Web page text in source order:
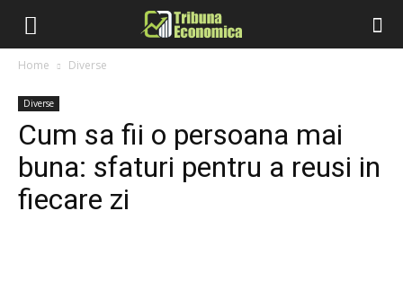
Home Diverse
Diverse
Cum sa fii o persoana mai
buna: sfaturi pentru a reusi in
fiecare zi